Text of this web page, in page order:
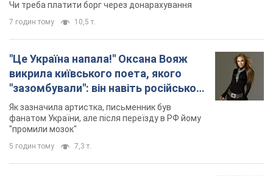
Чи треба платити борг через донарахування
7 годин тому 10,5 т.
"Це Україна напала!" Оксана Вояж
викрила київського поета, якого
"зазомбували": він навіть російської
не знав, а тепер хоче геноциду
українців
Як зазначила артистка, письменник був
фанатом України, але після переїзду в РФ йому
"промили мозок"
5 годин тому 7,3 т.